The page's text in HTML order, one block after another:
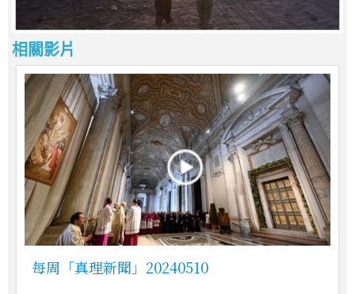
相關影片
每周「真理新聞」20240510